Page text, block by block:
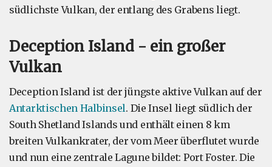
südlichste Vulkan, der entlang des Grabens liegt.
Deception Island - ein großer
Vulkan
Deception Island ist der jüngste aktive Vulkan auf der
Antarktischen Halbinsel. Die Insel liegt südlich der
South Shetland Islands und enthält einen 8 km
breiten Vulkankrater, der vom Meer überflutet wurde
und nun eine zentrale Lagune bildet: Port Foster. Die